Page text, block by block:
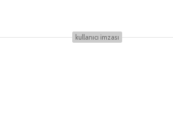
kullanıcı i̇mzası